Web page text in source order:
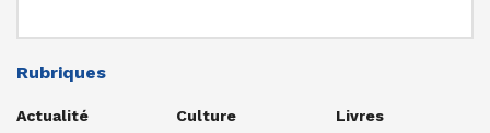
Rubriques
Actualité
Culture
Livres